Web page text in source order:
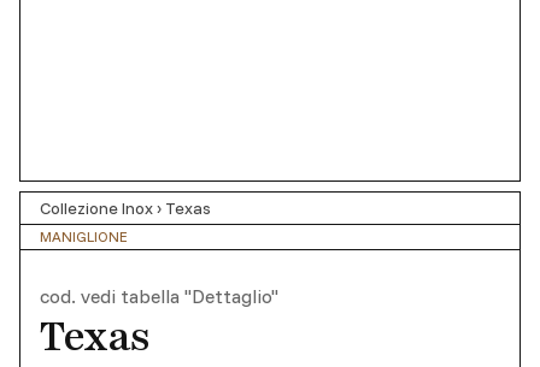
Collezione Inox› Texas
MANIGLIONE
cod. vedi tabella "Dettaglio"
Texas